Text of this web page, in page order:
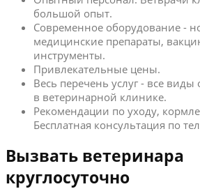
большой опыт.
Современное оборудование -
медицинские препараты,
инструменты.
Привлекательные цены.
Весь перечень услуг - все
в ветеринарной клинике.
Рекомендации по уходу,
Бесплатная консультация по
Вызвать ветеринара
круглосуточно